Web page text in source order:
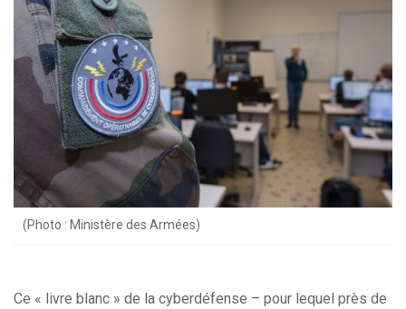
(Photo : Ministère des Armées)
Ce « livre blanc » de la cyberdéfense – pour lequel près de